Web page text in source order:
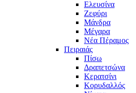
Ελευσίνα
Ζεφύρι
Μάνδρα
Μέγαρα
Νέα Πέραμος
Πειραιάς
Πίσω
Δραπετσώνα
Κερατσίνι
Κορυδαλλός